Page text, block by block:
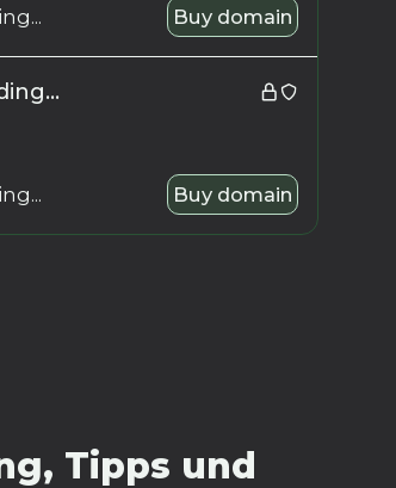
Buy domain
Buy domain
Tipps und